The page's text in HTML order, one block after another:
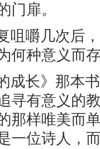
门扉。
咀嚼几次后
何种意义而
成长》那本
寻有意义的
那样唯美而
一位诗人，